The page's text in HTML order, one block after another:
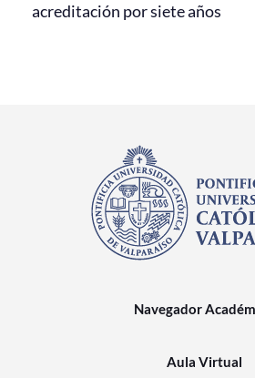
acreditación por siete años
Navegador
Aula Virtual